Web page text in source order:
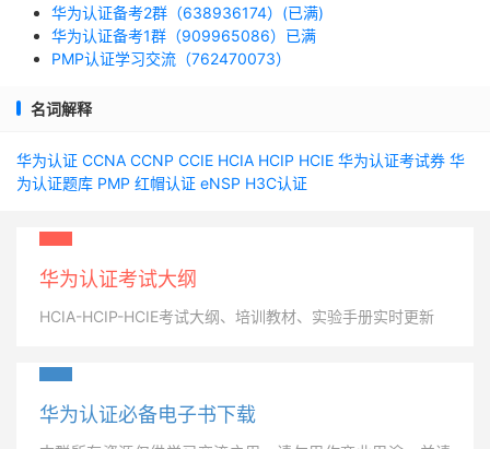
华为认证备考2群（638936174）(已满)
华为认证备考1群（909965086）已满
PMP认证学习交流（762470073）
名词解释
华为认证 CCNA CCNP CCIE HCIA HCIP HCIE 华为认证考试券 华
为认证题库 PMP 红帽认证 eNSP H3C认证
华为认证考试大纲
HCIA-HCIP-HCIE考试大纲、培训教材、实验手册实时更新
华为认证必备电子书下载